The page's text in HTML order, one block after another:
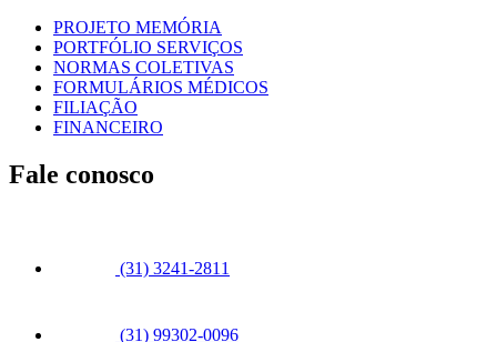
PROJETO MEMÓRIA
PORTFÓLIO SERVIÇOS
NORMAS COLETIVAS
FORMULÁRIOS MÉDICOS
FILIAÇÃO
FINANCEIRO
Fale conosco
(31) 3241-2811
(31) 99302-0096